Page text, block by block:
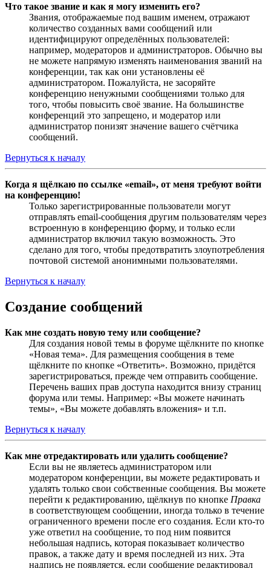
Что такое звание и как я могу изменить его?
Звания, отображаемые под вашим именем, отражают
количество созданных вами сообщений или
идентифицируют определённых пользователей:
например, модераторов и администраторов. Обычно вы
не можете напрямую изменять наименования званий на
конференции, так как они установлены её
администратором. Пожалуйста, не засоряйте
конференцию ненужными сообщениями только для
того, чтобы повысить своё звание. На большинстве
конференций это запрещено, и модератор или
администратор понизят значение вашего счётчика
сообщений.
Вернуться к началу
Когда я щёлкаю по ссылке «email», от меня требуют войти
на конференцию!
Только зарегистрированные пользователи могут
отправлять email-сообщения другим пользователям через
встроенную в конференцию форму, и только если
администратор включил такую возможность. Это
сделано для того, чтобы предотвратить злоупотребления
почтовой системой анонимными пользователями.
Вернуться к началу
Создание сообщений
Как мне создать новую тему или сообщение?
Для создания новой темы в форуме щёлкните по кнопке
«Новая тема». Для размещения сообщения в теме
щёлкните по кнопке «Ответить». Возможно, придётся
зарегистрироваться, прежде чем отправить сообщение.
Перечень ваших прав доступа находится внизу страниц
форума или темы. Например: «Вы можете начинать
темы», «Вы можете добавлять вложения» и т.п.
Вернуться к началу
Как мне отредактировать или удалить сообщение?
Если вы не являетесь администратором или
модератором конференции, вы можете редактировать и
удалять только свои собственные сообщения. Вы можете
перейти к редактированию, щёлкнув по кнопке Правка
в соответствующем сообщении, иногда только в течение
ограниченного времени после его создания. Если кто-то
уже ответил на сообщение, то под ним появится
небольшая надпись, которая показывает количество
правок, а также дату и время последней из них. Эта
надпись не появляется, если сообщение редактировал